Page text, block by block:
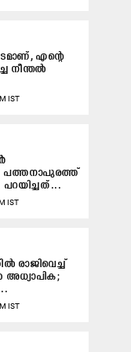
എന്‍റെ
നീന്തൽ
IST
പത്തനാപുരത്ത്
IST
രാജിവെച്ച്
IST